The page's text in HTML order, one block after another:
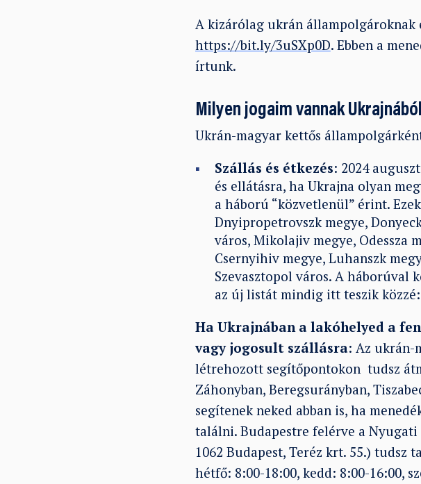
A kizárólag ukrán
https://bit.ly/3uSXp0D. Ebben a
írtunk.
Milyen jogaim vannak
Ukrán-magyar kettős
Szállás és étkezés: 2024
és ellátásra, ha Ukrajna olyan
a háború “közvetlenül” érint.
Dnyipropetrovszk megye,
város, Mikolajiv megye, Odessza
Csernyihiv megye, Luhanszk
Szevasztopol város. A
az új listát mindig ittteszik
Ha Ukrajnában a lakóhelyed a
vagy jogosult szállásra: Az ukrán-
létrehozott segítőpontokon tudsz
Záhonyban, Beregsurányban,
segítenek neked abban is, ha
találni. Budapestre felérve a
1062 Budapest, Teréz krt. 55.) tudsz
hétfő: 8:00-18:00, kedd: 8:00-16:00,